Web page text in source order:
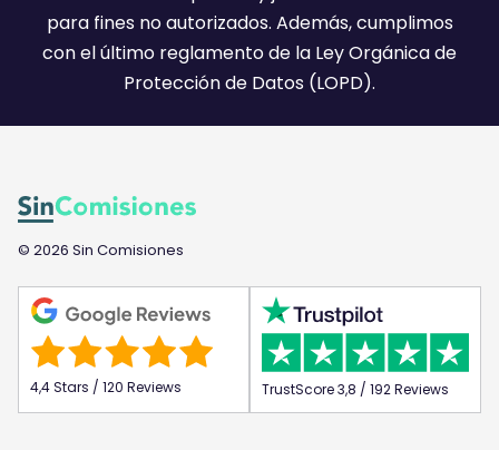
para fines no autorizados. Además, cumplimos
con el último reglamento de la Ley Orgánica de
Protección de Datos (LOPD).
© 2026 Sin Comisiones
4,4 Stars / 120 Reviews TrustScore 3,8 / 192 Reviews